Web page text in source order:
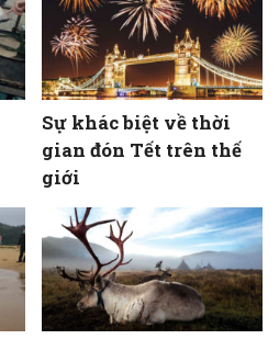
Sự khác biệt về thời
gian đón Tết trên thế
giới